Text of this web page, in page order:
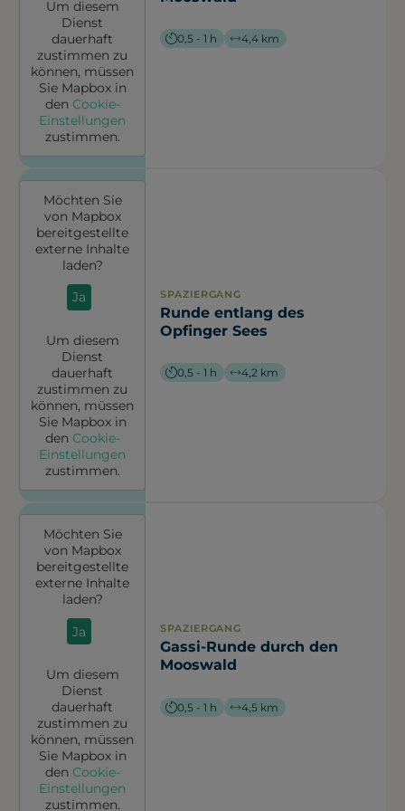
Um diesem
Dienst
dauerhaft
zustimmen zu
können, müssen
Sie Mapboxin
den Cookie-
Einstellungen
zustimmen.
0,5 - 1 h 4,4 km
Möchten Sie
von Mapbox
bereitgestellte
externe Inhalte
laden?
Ja
Um diesem
Dienst
dauerhaft
zustimmen zu
können, müssen
Sie Mapboxin
den Cookie-
Einstellungen
zustimmen.
SPAZIERGANG
Runde entlang des
Opfinger Sees
0,5 - 1 h 4,2 km
Möchten Sie
von Mapbox
bereitgestellte
externe Inhalte
laden?
Ja
Um diesem
Dienst
dauerhaft
zustimmen zu
können, müssen
Sie Mapboxin
den Cookie-
Einstellungen
zustimmen.
SPAZIERGANG
Gassi-Runde durch den
Mooswald
0,5 - 1 h 4,5 km